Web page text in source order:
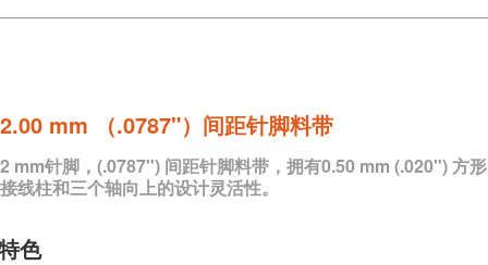
2.00 mm （.0787"）间距针脚料带
2 mm针脚，(.0787") 间距针脚料带，拥有0.50 mm (.020") 方形
接线柱和三个轴向上的设计灵活性。
色